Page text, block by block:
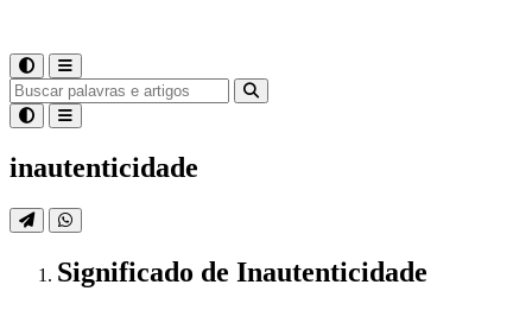
inautenticidade
Significado de Inautenticidade